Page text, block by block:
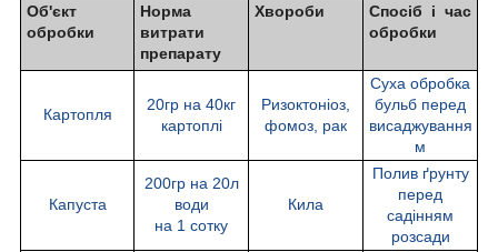
Об'єкт
обробки
Норма
витрати
препарату
Хвороби
Спосіб і час
обробки
Картопля
20гр на 40кг
картоплі
Ризоктоніоз,
фомоз, рак
Суха обробка
бульб перед
висаджування
м
Капуста
200гр на 20л
води
на 1 сотку
Кила
Полив ґрунту
перед
садінням
розсади